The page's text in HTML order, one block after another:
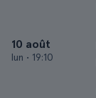
10 août
lun • 19:10